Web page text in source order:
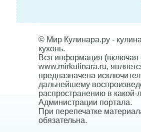
© Мир Кулинара.ру -
кухонь.
Вся информация
www.mirkulinara.ru,
предназначена
дальнейшему
распространению в
Администрации портала.
При перепечатке
обязательна.